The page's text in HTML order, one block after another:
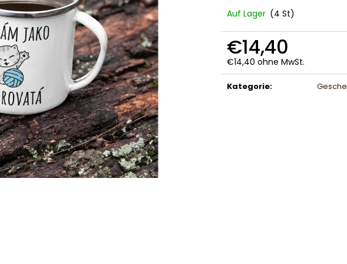
Auf Lager (4 St)
€14,40
€14,40 ohne MwSt.
Verkaufspreis:
Kategorie: